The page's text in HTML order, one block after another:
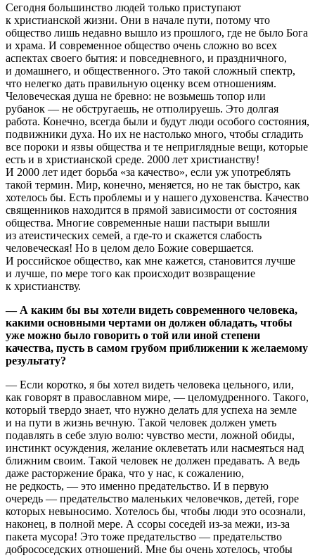
Сегодня большинство людей только приступают
к христианской жизни. Они в начале пути, потому что
общество лишь недавно вышло из прошлого, где не было Бога
и храма. И современное общество очень сложно во всех
аспектах своего бытия: и повседневного, и праздничного,
и домашнего, и общественного. Это такой сложный спектр,
что нелегко дать правильную оценку всем отношениям.
Человеческая душа не бревно: не возьмешь топор или
рубанок — не обстругаешь, не отполируешь. Это долгая
работа. Конечно, всегда были и будут люди особого состояния,
подвижники духа. Но их не настолько много, чтобы сгладить
все пороки и язвы общества и те неприглядные вещи, которые
есть и в христианской среде. 2000 лет христианству!
И 2000 лет идет борьба «за качество», если уж употреблять
такой термин. Мир, конечно, меняется, но не так быстро, как
хотелось бы. Есть проблемы и у нашего духовенства. Качество
священников находится в прямой зависимости от состояния
общества. Многие современные наши пастыри вышли
из атеистических семей, а где-то и скажется слабость
человеческая! Но в целом дело Божие совершается.
И российское общество, как мне кажется, становится лучше
и лучше, по мере того как происходит возвращение
к христианству.
— А каким бы вы хотели видеть современного человека,
какими основными чертами он должен обладать, чтобы
уже можно было говорить о той или иной степени
качества, пусть в самом грубом приближении к желаемому
результату?
— Если коротко, я бы хотел видеть человека цельного, или,
как говорят в православном мире, — целомудренного. Такого,
который твердо знает, что нужно делать для успеха на земле
и на пути в жизнь вечную. Такой человек должен уметь
подавлять в себе злую волю: чувство мести, ложной обиды,
инстинкт осуждения, желание оклеветать или насмеяться над
ближним своим. Такой человек не должен предавать. А ведь
даже расторжение брака, что у нас, к сожалению,
не редкость, — это именно предательство. И в первую
очередь — предательство маленьких человечков, детей, горе
которых невыносимо. Хотелось бы, чтобы люди это осознали,
наконец, в полной мере. А ссоры соседей из-за межи, из-за
пакета мусора! Это тоже предательство — предательство
добрососедских отношений. Мне бы очень хотелось, чтобы